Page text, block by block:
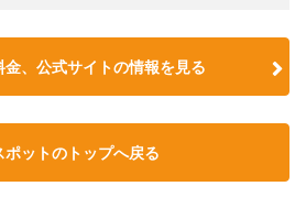
、公式サイトの情報を見る
ポットのトップへ戻る